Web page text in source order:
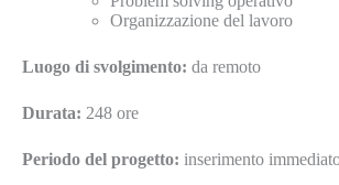
Organizzazione del lavoro
Luogo di svolgimento: da remoto
Durata: 248 ore
Periodo del progetto: inserimento